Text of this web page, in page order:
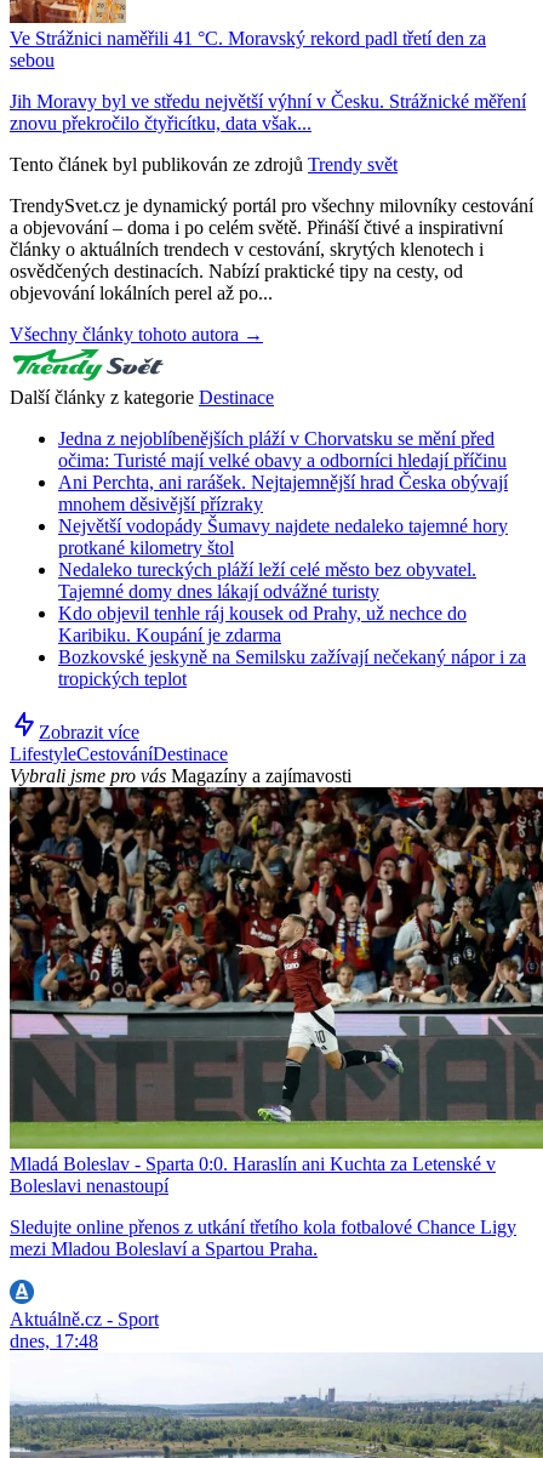
Ve Strážnici naměřili 41 °C. Moravský rekord padl třetí den za
sebou
Jih Moravy byl ve středu největší výhní v Česku. Strážnické měření
znovu překročilo čtyřicítku, data však...
Tento článek byl publikován ze zdrojů Trendy svět
TrendySvet.cz je dynamický portál pro všechny milovníky cestování
a objevování – doma i po celém světě. Přináší čtivé a inspirativní
články o aktuálních trendech v cestování, skrytých klenotech i
osvědčených destinacích. Nabízí praktické tipy na cesty, od
objevování lokálních perel až po...
Všechny články tohoto autora →
Další články z kategorie Destinace
Jedna z nejoblíbenějších pláží v Chorvatsku se mění před
očima: Turisté mají velké obavy a odborníci hledají příčinu
Ani Perchta, ani rarášek. Nejtajemnější hrad Česka obývají
mnohem děsivější přízraky
Největší vodopády Šumavy najdete nedaleko tajemné hory
protkané kilometry štol
Nedaleko tureckých pláží leží celé město bez obyvatel.
Tajemné domy dnes lákají odvážné turisty
Kdo objevil tenhle ráj kousek od Prahy, už nechce do
Karibiku. Koupání je zdarma
Bozkovské jeskyně na Semilsku zažívají nečekaný nápor i za
tropických teplot
Zobrazit více
LifestyleCestováníDestinace
Vybrali jsme pro vás Magazíny a zajímavosti
Mladá Boleslav - Sparta 0:0. Haraslín ani Kuchta za Letenské v
Boleslavi nenastoupí
Sledujte online přenos z utkání třetího kola fotbalové Chance Ligy
mezi Mladou Boleslaví a Spartou Praha.
Aktuálně.cz - Sport
dnes, 17:48